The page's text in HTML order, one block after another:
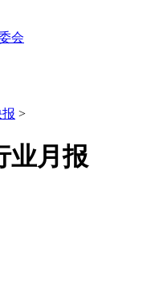
会
>
业月报